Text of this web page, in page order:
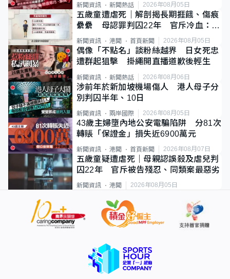
新聞資訊 新聞熱話 2026年08月05日
五歲童遭虐死｜解剖揭長期捱餓、傷痕
纍纍 母認罪判囚22年 官斥冷血：同
類案最惡劣
新聞資訊 港聞 首頁新聞 2026年08月05日
偶像「不點名」談粉絲越界 日女死忠
遭群起狙擊 掛繩開直播道歉後輕生
新聞資訊 新聞熱話 2026年08月06日
涉前年於新加坡機場傷人 港人母子分
別判囚半年、10日
新聞資訊 兩岸國際 2026年08月05日
43歲主婦墮內地公安電騙陷阱 分81次
轉賬「保證金」損失近6900萬元
新聞資訊 港聞 首頁新聞 2026年08月07日
五歲童疑遭虐死｜母親認誤殺及虐兒判
囚22年 官斥被告殘忍、同類案最惡劣
新聞資訊 港聞 2026年08月05日